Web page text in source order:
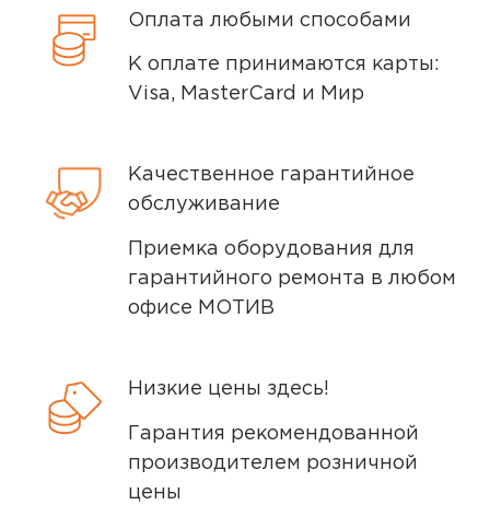
Оплата любыми способами
К оплате принимаются карты:
Visa, MasterCard и Мир
Качественное гарантийное
обслуживание
Приемка оборудования для
гарантийного ремонта в любом
офисе МОТИВ
Низкие цены здесь!
Гарантия рекомендованной
производителем розничной
цены